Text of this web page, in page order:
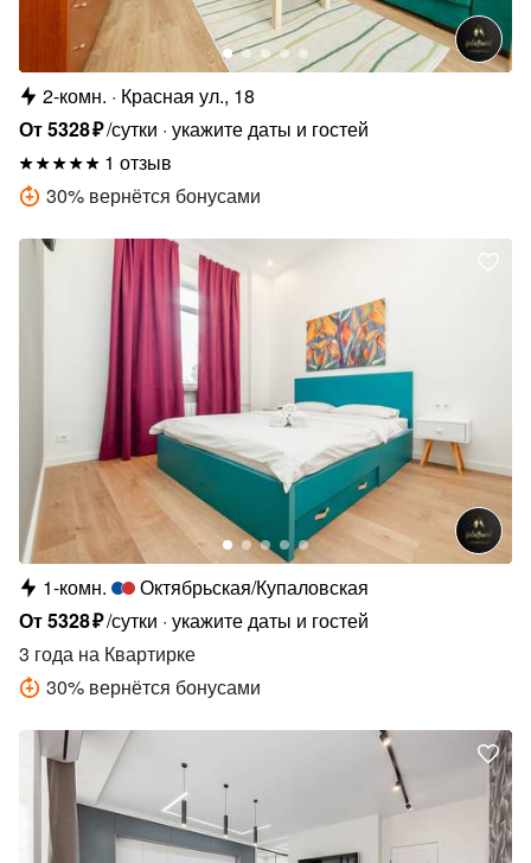
2-комн.
Красная ул., 18
От5328₽/сутки укажите даты и гостей
1 отзыв
30% вернётся бонусами
1-комн.
Октябрьская/Купаловская
От5328₽/сутки укажите даты и гостей
3 года на Квартирке
30% вернётся бонусами